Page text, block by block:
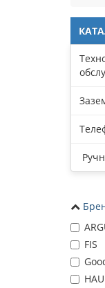
FIS